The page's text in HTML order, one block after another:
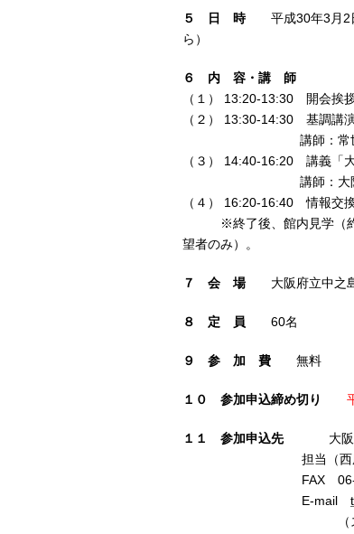
５ 日 時平成30年3月2日
ら）
６ 内 容・講 師
（１） 13:20-13:30 開会挨
（２） 13:30-14:30 基調講
講師：常世田 良氏（
（３） 14:40-16:20 講義「
講師：大阪府立中之
（４） 16:20-16:40 情報交
※終了後、館内見学（約30
望者のみ）。
７ 会 場大阪府立中之
８ 定 員 60名
９ 参 加 費 無料
１０ 参加申込締め切り
１１ 参加申込先大阪府立
担当（西尾、武
FAX 06-
E-mail
（スパム対策